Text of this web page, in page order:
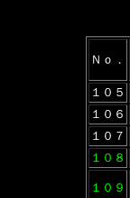
Ｎｏ．
１０５
１０６
１０７
１０８
１０９